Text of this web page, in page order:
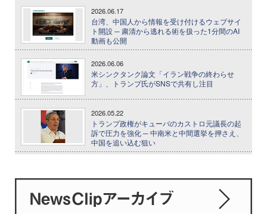
2026.06.17
台湾、中国人から情報を受け付けるウェブサイ
ト開設 ─ 粛清から逃れる術を扱った1分間のAI
動画も公開
2026.06.06
米シンクタンク論文「イラン戦争の終わらせ
方」、トランプ氏がSNSで共有し注目
2026.05.22
トランプ政権がキューバのカストロ元議長の起
訴で圧力を強化 ─ 中南米と中間選挙を押さえ、
中国を追い込む狙い